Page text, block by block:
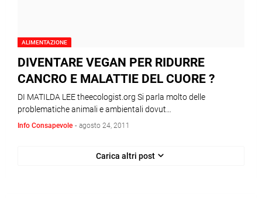
ALIMENTAZIONE
DIVENTARE VEGAN PER RIDURRE
CANCRO E MALATTIE DEL CUORE ?
DI MATILDA LEE theecologist.org Si parla molto delle
problematiche animali e ambientali dovut…
Info Consapevole - agosto 24, 2011
Carica altri post